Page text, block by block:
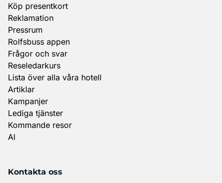
Köp presentkort
Reklamation
Pressrum
Rolfsbuss appen
Frågor och svar
Reseledarkurs
Lista över alla våra hotell
Artiklar
Kampanjer
Lediga tjänster
Kommande resor
AI
Kontakta oss